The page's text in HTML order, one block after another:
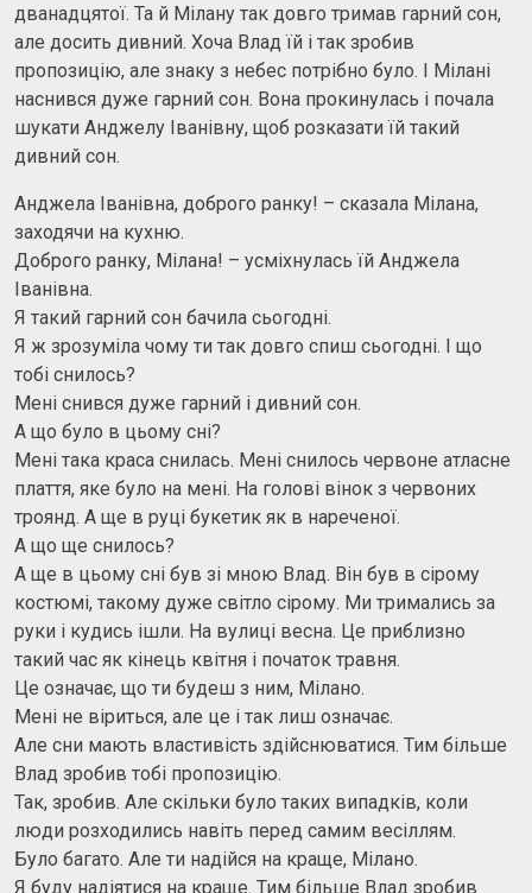
дванадцятої. Та й Мілану так довго тримав гарний сон,
але досить дивний. Хоча Влад їй і так зробив
пропозицію, але знаку з небес потрібно було. І Мілані
наснився дуже гарний сон. Вона прокинулась і почала
шукати Анджелу Іванівну, щоб розказати їй такий
дивний сон.
Анджела Іванівна, доброго ранку! – сказала Мілана,
заходячи на кухню.
Доброго ранку, Мілана! – усміхнулась їй Анджела
Іванівна.
Я такий гарний сон бачила сьогодні.
Я ж зрозуміла чому ти так довго спиш сьогодні. І що
тобі снилось?
Мені снився дуже гарний і дивний сон.
А що було в цьому сні?
Мені така краса снилась. Мені снилось червоне атласне
плаття, яке було на мені. На голові вінок з червоних
троянд. А ще в руці букетик як в нареченої.
А що ще снилось?
А ще в цьому сні був зі мною Влад. Він був в сірому
костюмі, такому дуже світло сірому. Ми тримались за
руки і кудись ішли. На вулиці весна. Це приблизно
такий час як кінець квітня і початок травня.
Це означає, що ти будеш з ним, Мілано.
Мені не віриться, але це і так лиш означає.
Але сни мають властивість здійснюватися. Тим більше
Влад зробив тобі пропозицію.
Так, зробив. Але скільки було таких випадків, коли
люди розходились навіть перед самим весіллям.
Було багато. Але ти надійся на краще, Мілано.
Я буду надіятися на краще. Тим більше Влад зробив